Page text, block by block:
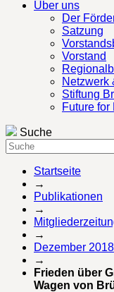
Über uns
Der
Satzung
Vorstand
Netzwerk
Stiftung
Future
Suche
Startseite
→
Publikationen
→
→
Dezember 2018
→
Frieden über
Wagen von